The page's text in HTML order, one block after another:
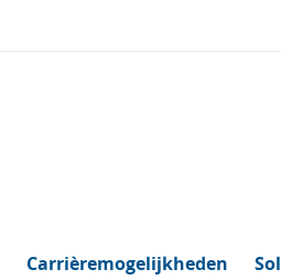
Carrièremogelijkheden